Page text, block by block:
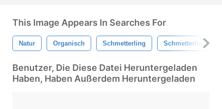
This Image Appears In Searches For
Natur Organisch Schmetterling Schmetterlinge
Benutzer, Die Diese Datei Heruntergeladen
Haben, Haben Außerdem Heruntergeladen